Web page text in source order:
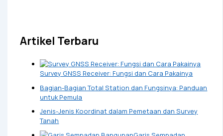
Artikel Terbaru
Survey GNSS Receiver: Fungsi dan Cara Pakainya
Bagian-Bagian Total Station dan Fungsinya: Panduan
untuk Pemula
Jenis-Jenis Koordinat dalam Pemetaan dan Survey
Tanah